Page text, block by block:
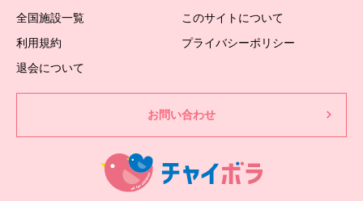
全国施設一覧
このサイトについて
利用規約
プライバシーポリシー
退会について
お問い合わせ